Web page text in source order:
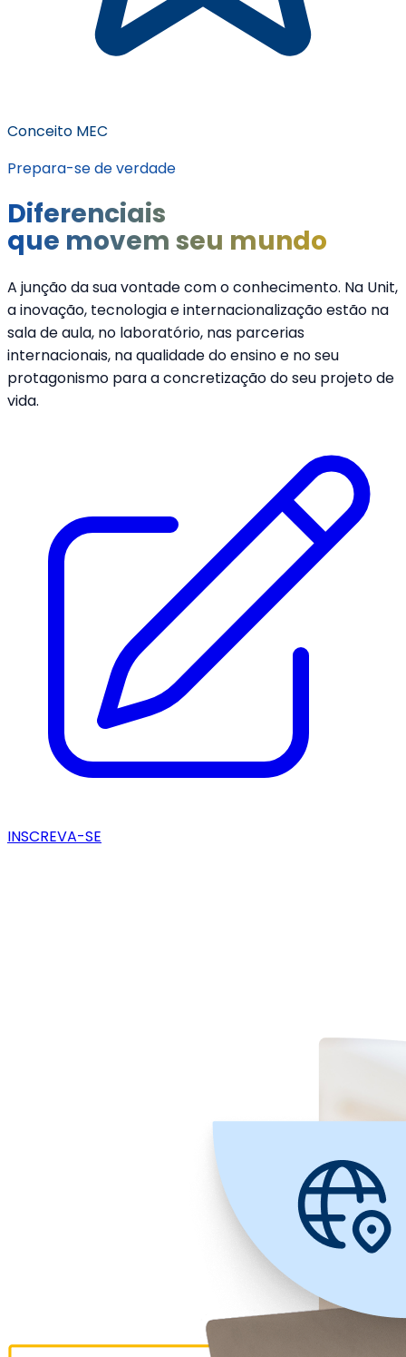
Conceito MEC
Prepara-se de verdade
Diferenciais
que movem seu mundo
A junção da sua vontade com o conhecimento. Na Unit,
a inovação, tecnologia e internacionalização estão na
sala de aula, no laboratório, nas parcerias
internacionais, na qualidade do ensino e no seu
protagonismo para a concretização do seu projeto de
vida.
INSCREVA-SE